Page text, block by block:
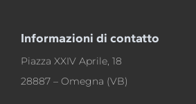
Informazioni di contatto
Piazza XXIV Aprile, 18
28887 – Omegna (VB)